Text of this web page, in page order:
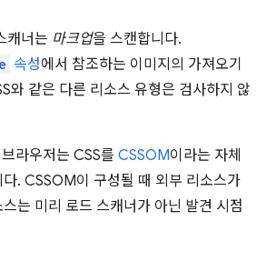
캐너는 마크업을 스캔합니다.
속성에서 참조하는 이미지의 가져오기
와 같은 다른 리소스 유형은 검사하지 않
라우저는 CSS를 CSSOM이라는 자체
. CSSOM이 구성될 때 외부 리소스가
는 미리 로드 스캐너가 아닌 발견 시점